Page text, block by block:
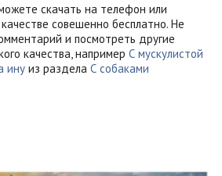
скачать на телефон или
совешенно бесплатно. Не
и посмотреть другие
качества, например С мускулистой
ину из раздела С собаками